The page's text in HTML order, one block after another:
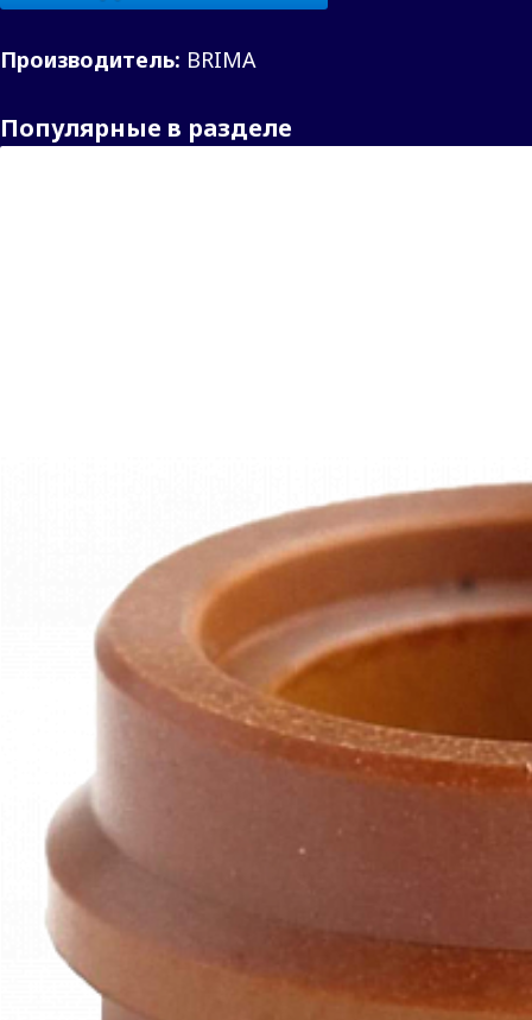
Производитель: BRIMA
Популярные в разделе